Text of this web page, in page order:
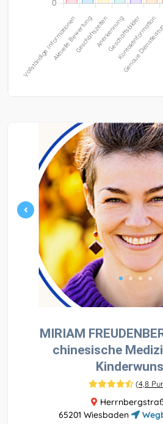
MIRIAM
chinesische
(4,8
65201 Wiesbaden